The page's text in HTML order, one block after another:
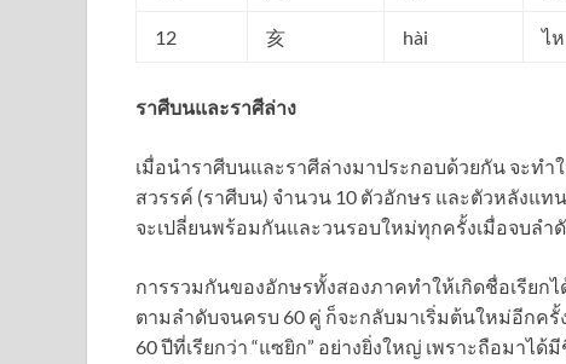
12 亥 hài ไห
ราศีบนและราศีล่าง
เมื่อนำราศีบนและราศีล่างมาประกอบด้วยกัน จะท
สวรรค์ (ราศีบน) จำนวน 10 ตัวอักษร และตัวหลังแ
จะเปลี่ยนพร้อมกันและวนรอบใหม่ทุกครั้งเมื่อจบลำ
การรวมกันของอักษรทั้งสองภาคทำให้เกิดชื่อเรียก
ตามลำดับจนครบ 60 คู่ ก็จะกลับมาเริ่มต้นใหม่อีกค
60 ปีที่เรียกว่า “แซยิก” อย่างยิ่งใหญ่ เพราะถือมาไ